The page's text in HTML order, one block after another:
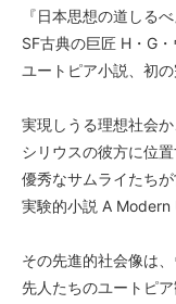
『日本思想の道しる
SF古典の巨匠 H・G
ユートピア小説、初の
実現しうる理想社会
シリウスの彼方に位
優秀なサムライたち
実験的小説 A Modern
その先進的社会像は
先人たちのユートピ